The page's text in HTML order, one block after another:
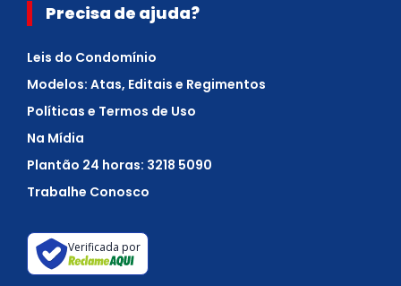
Precisa de ajuda?
Leis do Condomínio
Modelos: Atas, Editais e Regimentos
Políticas e Termos de Uso
Na Mídia
Plantão 24 horas: 3218 5090
Trabalhe Conosco
Verificada por